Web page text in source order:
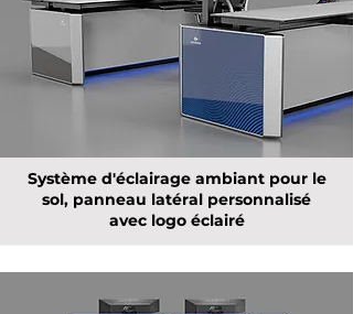
Système d'éclairage ambiant pour le
sol, panneau latéral personnalisé
avec logo éclairé